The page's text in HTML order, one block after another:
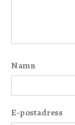
Namn
E-postadress